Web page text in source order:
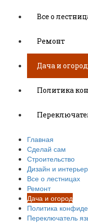
Все о
Ремонт
Дача и огород
Политика
Главная
Сделай сам
Строительство
Дизайн и интерьер
Все о лестницах
Ремонт
Дача и огород
Политика
Переключатель